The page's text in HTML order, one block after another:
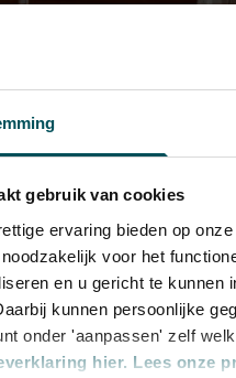
gebruik van cookies
ervaring bieden op
voor het
en u gericht te kunnen
kunnen persoonlijke
onder 'aanpassen' zelf
hier. Lees onze